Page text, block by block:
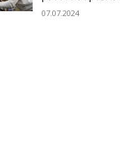
07.07.2024